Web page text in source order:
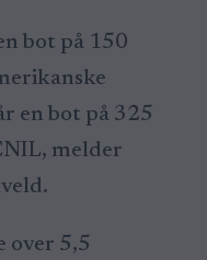
bot på 150
en bot på 325
melder
over 5,5